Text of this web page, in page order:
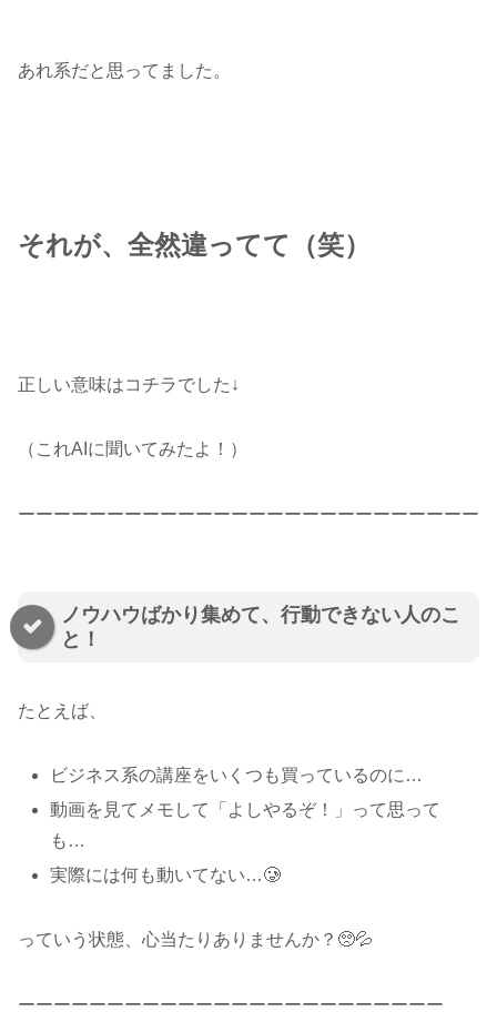
あれ系だと思ってました。
それが、全然違ってて（笑）
正しい意味はコチラでした↓
（これAIに聞いてみたよ！）
ーーーーーーーーーーーーーーーーーーーーーーーーーー
ノウハウばかり集めて、行動できない人のこ
と！
たとえば、
ビジネス系の講座をいくつも買っているのに…
動画を見てメモして「よしやるぞ！」って思って
も…
実際には何も動いてない…🥲
っていう状態、心当たりありませんか？🥺💦
ーーーーーーーーーーーーーーーーーーーーーーーー